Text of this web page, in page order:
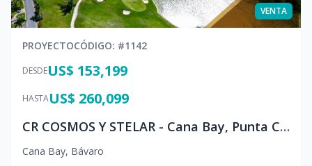
VENTA
PROYECTOCÓDIGO: #1142
DESDEUS$ 153,199
HASTAUS$ 260,099
CR COSMOS Y STELAR - Cana Bay, Punta Cana
Cana Bay, Bávaro